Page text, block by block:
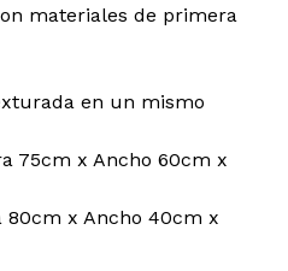
materiales de primera
en un mismo
75cm x Ancho 60cm x
80cm x Ancho 40cm x